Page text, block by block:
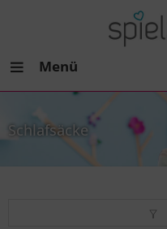
Menü
Schlafsäcke